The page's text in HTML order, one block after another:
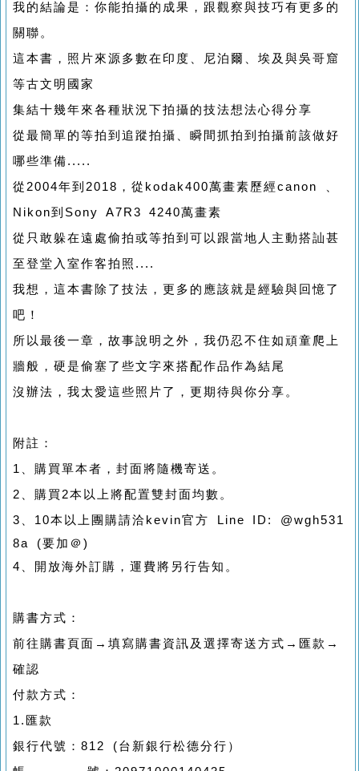
我的結論是：你能拍攝的成果，跟觀察與技巧有更多的
關聯。
這本書，照片來源多數在印度、尼泊爾、埃及與吳哥窟
等古文明國家
集結十幾年來各種狀況下拍攝的技法想法心得分享
從最簡單的等拍到追蹤拍攝、瞬間抓拍到拍攝前該做好
哪些準備.....
從2004年到2018，從kodak400萬畫素歷經canon 、
Nikon到Sony A7R3 4240萬畫素
從只敢躲在遠處偷拍或等拍到可以跟當地人主動搭訕甚
至登堂入室作客拍照....
我想，這本書除了技法，更多的應該就是經驗與回憶了
吧！
所以最後一章，故事說明之外，我仍忍不住如頑童爬上
牆般，硬是偷塞了些文字來搭配作品作為結尾
沒辦法，我太愛這些照片了，更期待與你分享。
附註：
1、購買單本者，封面將隨機寄送。
2、購買2本以上將配置雙封面均數。
3、10本以上團購請洽kevin官方 Line ID: @wgh531
8a (要加＠)
4、開放海外訂購，運費將另行告知。
購書方式：
前往購書頁面→填寫購書資訊及選擇寄送方式→匯款→
確認
付款方式：
1.匯款
銀行代號：812 (台新銀行松德分行）